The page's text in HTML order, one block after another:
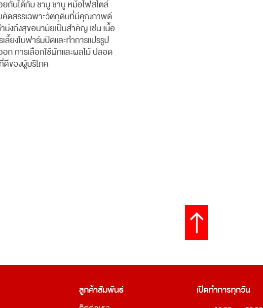
กันได้กับ ชาบู ชาบู หม้อไฟสไตล์
คัดสรรเฉพาะวัตถุดิบที่มีคุณภาพดี
นึงถึงสุขอนามัยเป็นสำคัญ เช่น เนื้อ
ยงในฟาร์มปิดและทำการแปรรูป
ก การเลือกใช้ผักและผลไม้ ปลอด
ของผู้บริโภค
ลูกค้าสัมพันธ์ เปิดทำการทุกวัน